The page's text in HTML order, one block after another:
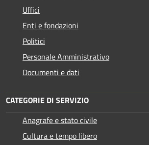
Uffici
Enti e fondazioni
Politici
Personale Amministrativo
Documenti e dati
CATEGORIE DI SERVIZIO
Anagrafe e stato civile
Cultura e tempo libero